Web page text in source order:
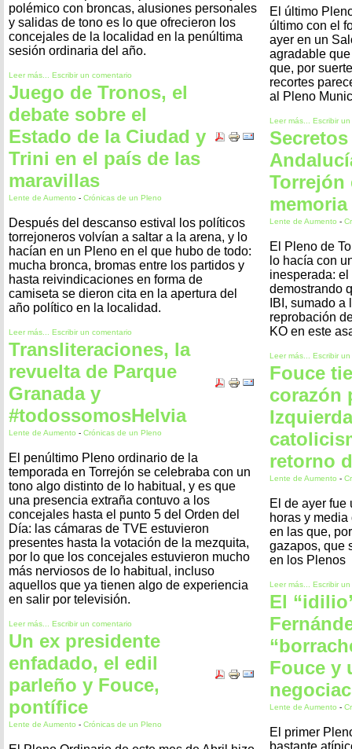
polémico con broncas, alusiones personales
y salidas de tono es lo que ofrecieron los
concejales de la localidad en la penúltima
sesión ordinaria del año.
Leer más... Escribir un comentario
Juego de Tronos, el
debate sobre el
Estado de la Ciudad y
Trini en el país de las
maravillas
Lente de Aumento - Crónicas de un Pleno
Después del descanso estival los políticos
torrejoneros volvían a saltar a la arena, y lo
hacían en un Pleno en el que hubo de todo:
mucha bronca, bromas entre los partidos y
hasta reivindicaciones en forma de
camiseta se dieron cita en la apertura del
año político en la localidad.
Leer más... Escribir un comentario
Transliteraciones, la
revuelta de Parque
Granada y
#todossomosHelvia
Lente de Aumento - Crónicas de un Pleno
El penúltimo Pleno ordinario de la
temporada en Torrejón se celebraba con un
tono algo distinto de lo habitual, y es que
una presencia extraña contuvo a los
concejales hasta el punto 5 del Orden del
Día: las cámaras de TVE estuvieron
presentes hasta la votación de la mezquita,
por lo que los concejales estuvieron mucho
más nerviosos de lo habitual, incluso
aquellos que ya tienen algo de experiencia
en salir por televisión.
Leer más... Escribir un comentario
Un ex presidente
enfadado, el edil
parleño y Fouce,
pontífice
Lente de Aumento - Crónicas de un Pleno
El último
último con el
ayer en un
agradable
que, por
recortes
al Pleno
Leer más... Escribir
Torrejón
memoria
Lente de Aumento -
El Pleno de
lo hacía con
inesperada:
demostrando
IBI, sumado
reprobación
KO en este
Leer más... Escribir
Fouce
corazón
retorno
Lente de Aumento -
El de ayer fue
horas y
en las que,
gazapos, que
en los Plenos
Leer más... Escribir
El
Fouce y
Lente de Aumento -
El primer
bastante